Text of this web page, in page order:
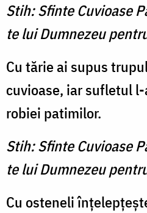
Stih: Sfinte Cuvioase
te lui Dumnezeu
Cu tărie ai supus
cuvioase, iar sufletul
robiei patimilor.
Stih: Sfinte Cuvioase
te lui Dumnezeu
Cu osteneli